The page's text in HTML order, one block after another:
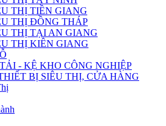
THỊ TIỀN GIANG
THỊ ĐỒNG THÁP
THỊ TẠI AN GIANG
THỊ KIÊN GIANG
- KỆ KHO CÔNG NGHIỆP
BỊ SIÊU THỊ, CỬA HÀNG